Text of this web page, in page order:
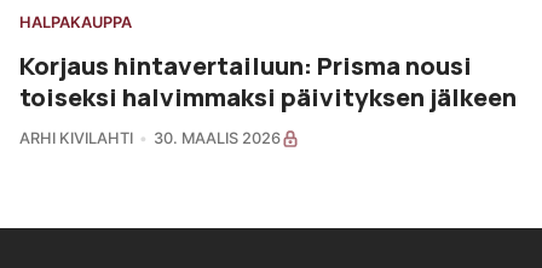
HALPAKAUPPA
Korjaus hintavertailuun: Prisma nousi
toiseksi halvimmaksi päivityksen jälkeen
ARHI KIVILAHTI 30. MAALIS 2026